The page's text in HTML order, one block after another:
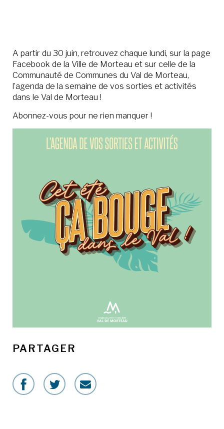
A partir du 30 juin, retrouvez chaque lundi, sur la page
Facebook de la Ville de Morteau et sur celle de la
Communauté de Communes du Val de Morteau,
l’agenda de la semaine de vos sorties et activités
dans le Val de Morteau !
Abonnez-vous pour ne rien manquer !
PARTAGER